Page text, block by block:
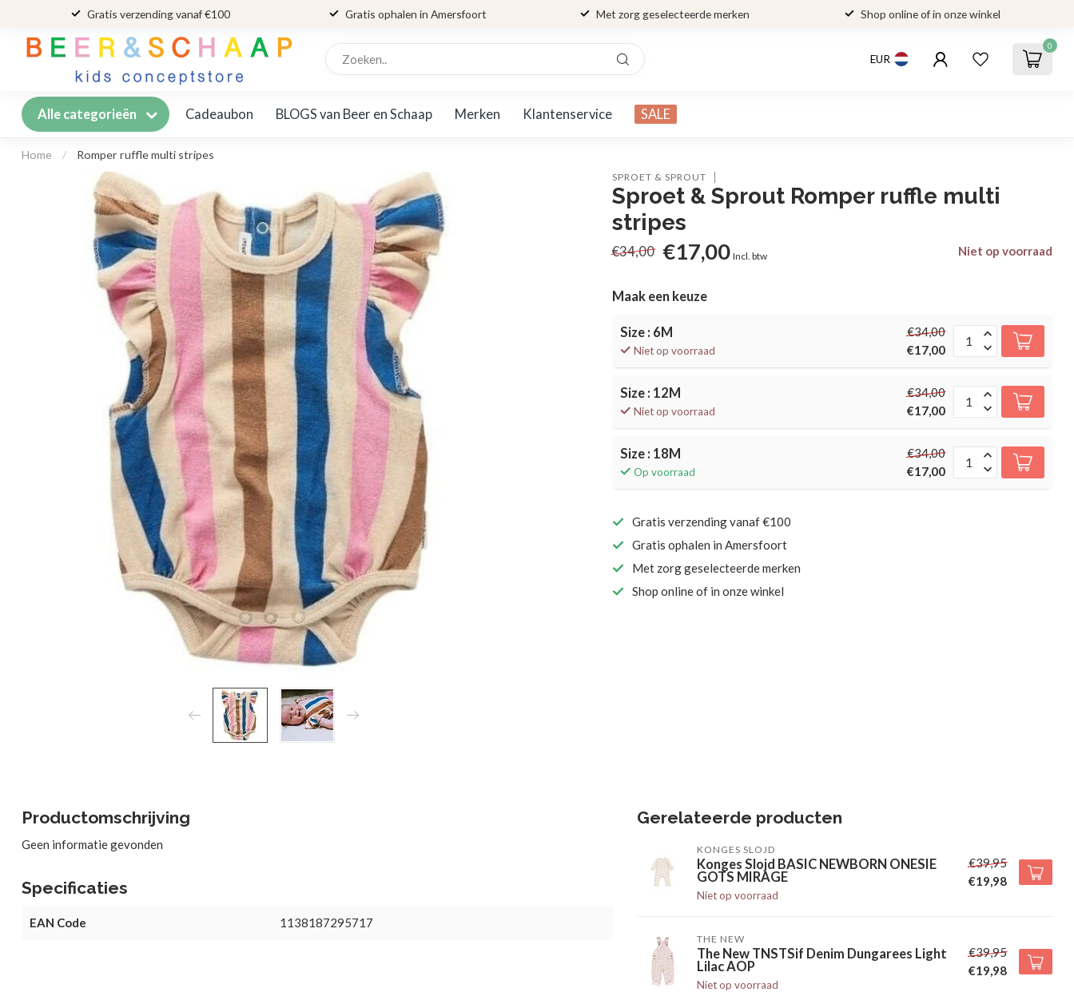
Gratis verzending vanaf €100 Gratis ophalen in Amersfoort Met zorg geselecteerde merken Shop online of in onze winkel
EUR
0
Alle categorieën Cadeaubon BLOGS van Beer en Schaap Merken Klantenservice SALE
Home / Romper ruffle multi stripes
SPROET & SPROUT
Sproet & Sprout Romper ruffle multi
stripes
€34,00 €17,00 Incl. btw Niet op voorraad
Maak een keuze
Size : 6M
Niet op voorraad
€34,00
€17,00
Size : 12M
Niet op voorraad
€34,00
€17,00
Size : 18M
Op voorraad
€34,00
€17,00
Gratis verzending vanaf €100
Gratis ophalen in Amersfoort
Met zorg geselecteerde merken
Shop online of in onze winkel
Productomschrijving
Geen informatie gevonden
Specificaties
EAN Code 1138187295717
Gerelateerde producten
KONGES SLOJD
Konges Slojd BASIC NEWBORN ONESIE
GOTS MIRAGE
Niet op voorraad
€39,95
€19,98
THE NEW
The New TNSTSif Denim Dungarees Light
Lilac AOP
Niet op voorraad
€39,95
€19,98